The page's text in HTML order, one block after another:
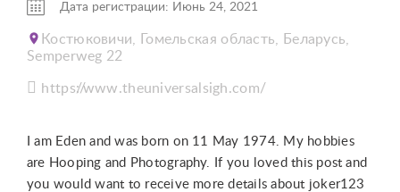
Дата регистрации: Июнь 24, 2021
Костюковичи, Гомельская область, Беларусь,
Semperweg 22
https://www.theuniversalsigh.com/
I am Eden and was born on 11 May 1974. My hobbies
are Hooping and Photography. If you loved this post and
you would want to receive more details about joker123